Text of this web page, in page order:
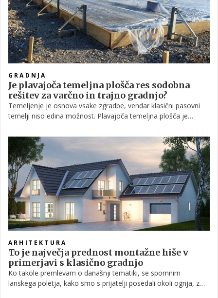
GRADNJA
Je plavajoča temeljna plošča res sodobna
rešitev za varčno in trajno gradnjo?
Temeljenje je osnova vsake zgradbe, vendar klasični pasovni
temelji niso edina možnost. Plavajoča temeljna plošča je
in montažne hiše. Ta metoda temelji na betonski plošči, ki sloni
neposredno na gramozni ali peščeni podlagi. Njena posebnost
je toplotna izolacija pod betonom, ki preprečuje uhajanje
toplote v tla in omogoča neprekinjen toplotni ovoj stavbe. To je
ključno za projekte, kjer so energijske izgube pomembne.
ARHITEKTURA
To je največja prednost montažne hiše v
primerjavi s klasično gradnjo
Ko takole premlevam o današnji tematiki, se spomnim
lanskega poletja, kako smo s prijatelji posedali okoli ognja, z